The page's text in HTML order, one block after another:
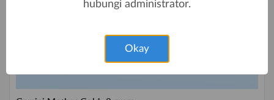
hubungi administrator.
Okay